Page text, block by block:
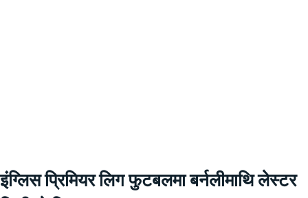
इंग्लिस प्रिमियर लिग फुटबलमा बर्नलीमाथि लेस्टर